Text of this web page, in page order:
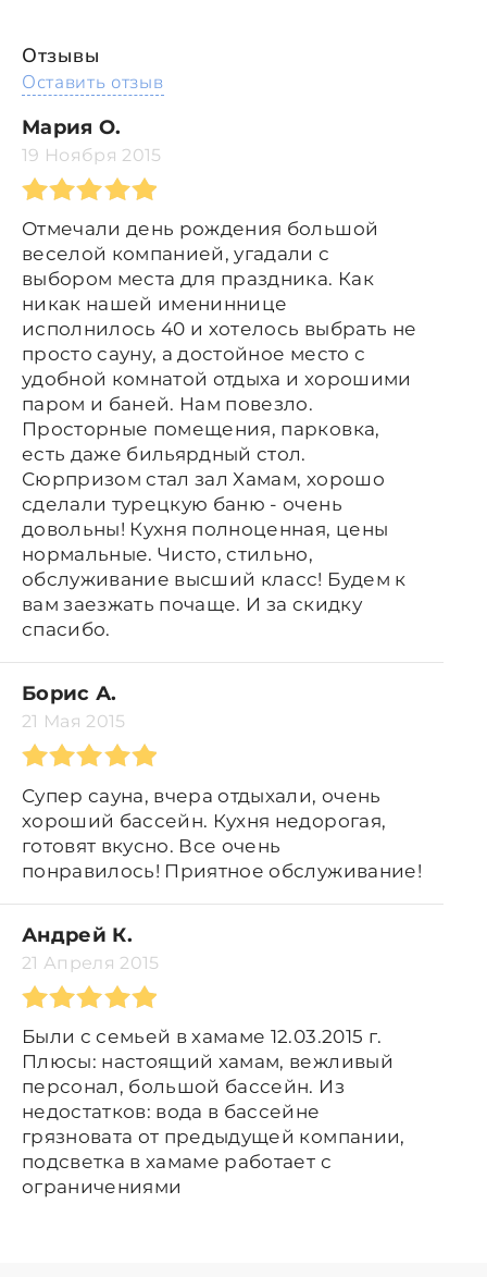
Отзывы
Оставить отзыв
Мария О.
19 Ноября 2015
Отмечали день рождения большой
веселой компанией, угадали с
выбором места для праздника. Как
никак нашей имениннице
исполнилось 40 и хотелось выбрать не
просто сауну, а достойное место с
удобной комнатой отдыха и хорошими
паром и баней. Нам повезло.
Просторные помещения, парковка,
есть даже бильярдный стол.
Сюрпризом стал зал Хамам, хорошо
сделали турецкую баню - очень
довольны! Кухня полноценная, цены
нормальные. Чисто, стильно,
обслуживание высший класс! Будем к
вам заезжать почаще. И за скидку
спасибо.
Борис А.
21 Мая 2015
Супер сауна, вчера отдыхали, очень
хороший бассейн. Кухня недорогая,
готовят вкусно. Все очень
понравилось! Приятное обслуживание!
Андрей К.
21 Апреля 2015
Были с семьей в хамаме 12.03.2015 г.
Плюсы: настоящий хамам, вежливый
персонал, большой бассейн. Из
недостатков: вода в бассейне
грязновата от предыдущей компании,
подсветка в хамаме работает с
ограничениями